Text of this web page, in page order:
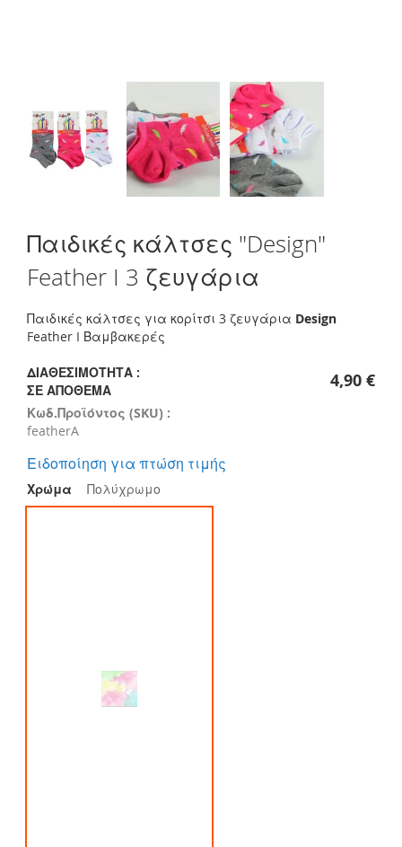
to
beginning
the
images
Παιδικές κάλτσες "Design"
Feather I 3 ζευγάρια
Παιδικές κάλτσες για κορίτσι 3 ζευγάρια Design
Feather I Βαμβακερές
ΔΙΑΘΕΣΙΜΌΤΗΤΑ :
ΣΕ ΑΠΌΘΕΜΑ
Κωδ.Προϊόντος (SKU) :
featherA
4,90 €
Ειδοποίηση για πτώση τιμής
Χρώμα Πολύχρωμο